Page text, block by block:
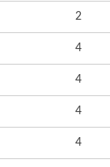
2
4
4
4
4